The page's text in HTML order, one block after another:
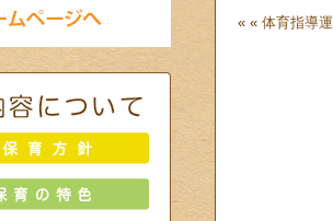
« « 体育指導